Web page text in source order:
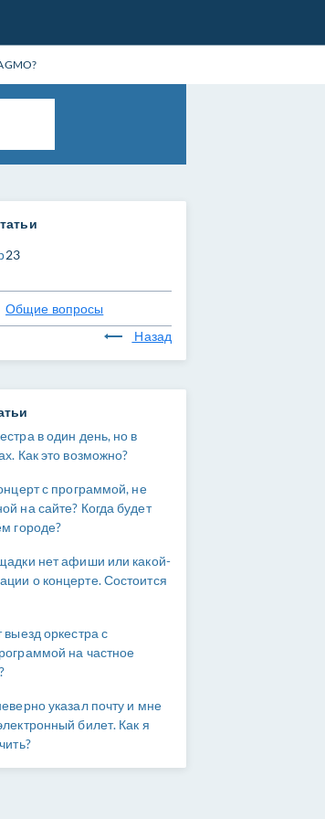
23
Общие вопросы
Назад
в один день, но в
Как это возможно?
с программой, не
на сайте? Когда будет
городе?
нет афиши или какой-
о концерте. Состоится
выезд оркестра с
на частное
указал почту и мне
билет. Как я